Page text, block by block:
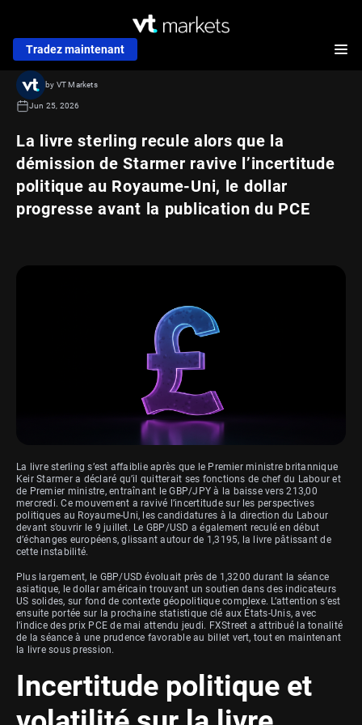
Tradez maintenant
La livre sterling recule alors que la
démission de Starmer ravive l’incertitude
politique au Royaume-Uni, le dollar
progresse avant la publication du PCE
by VT Markets
Jun 25, 2026
La livre sterling s’est affaiblie après que le Premier ministre britannique
Keir Starmer a déclaré qu’il quitterait ses fonctions de chef du Labour et
de Premier ministre, entraînant le GBP/JPY à la baisse vers 213,00
mercredi. Ce mouvement a ravivé l’incertitude sur les perspectives
politiques au Royaume-Uni, les candidatures à la direction du Labour
devant s’ouvrir le 9 juillet. Le GBP/USD a également reculé en début
d’échanges européens, glissant autour de 1,3195, la livre pâtissant de
cette instabilité.
Plus largement, le GBP/USD évoluait près de 1,3200 durant la séance
asiatique, le dollar américain trouvant un soutien dans des indicateurs
US solides, sur fond de contexte géopolitique complexe. L’attention s’est
ensuite portée sur la prochaine statistique clé aux États-Unis, avec
l’indice des prix PCE de mai attendu jeudi. FXStreet a attribué la tonalité
de la séance à une prudence favorable au billet vert, tout en maintenant
la livre sous pression.
Incertitude politique et